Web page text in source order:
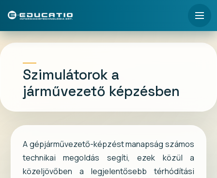
Szimulátorok a
járművezető képzésben
A gépjárművezető-képzést manapság számos
technikai megoldás segíti, ezek közül a
közeljövőben a legjelentősebb térhódítási